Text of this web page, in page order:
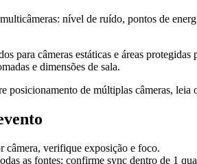
nível de ruído, pontos de
para câmeras estáticas e áreas
e dimensões de sala.
posicionamento de múltiplas câmeras,
câmera, verifique exposição e foco.
as fontes; confirme sync dentro de 1